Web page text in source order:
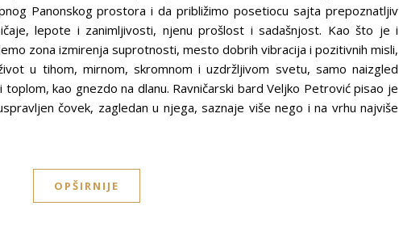
Panonskog prostora i da približimo posetiocu sajta prepoznatljiv
lepote i zanimljivosti, njenu prošlost i sadašnjost. Kao što je i
zona izmirenja suprotnosti, mesto dobrih vibracija i pozitivnih misli,
u tihom, mirnom, skromnom i uzdržljivom svetu, samo naizgled
kao gnezdo na dlanu. Ravničarski bard Veljko Petrović pisao je
čovek, zagledan u njega, saznaje više nego i na vrhu najviše
OPŠIRNIJE